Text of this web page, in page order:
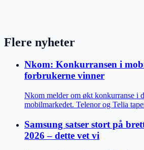
Flere nyheter
Nkom: Konkurransen i
forbrukerne vinner
Nkom melder om økt konkurranse i
mobilmarkedet. Telenor og Telia
Samsung satser stort på
2026 – dette vet vi